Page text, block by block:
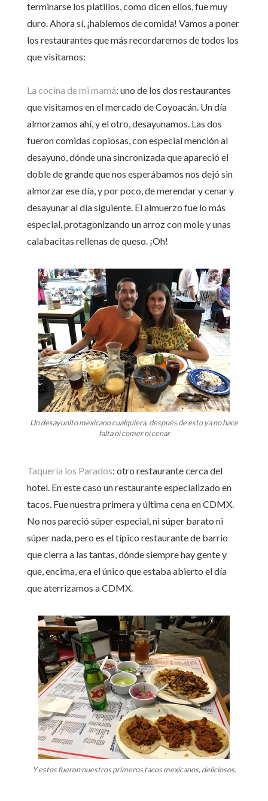
terminarse los platillos, como dicen ellos, fue muy
duro. Ahora sí, ¡hablemos de comida! Vamos a poner
los restaurantes que más recordaremos de todos los
que visitamos:
La cocina de mi mamá: uno de los dos restaurantes
que visitamos en el mercado de Coyoacán. Un día
almorzamos ahí, y el otro, desayunamos. Las dos
fueron comidas copiosas, con especial mención al
desayuno, dónde una sincronizada que apareció el
doble de grande que nos esperábamos nos dejó sin
almorzar ese día, y por poco, de merendar y cenar y
desayunar al día siguiente. El almuerzo fue lo más
especial, protagonizando un arroz con mole y unas
calabacitas rellenas de queso. ¡Oh!
Un desayunito mexicano cualquiera, después de esto ya no hace
falta ni comer ni cenar
Taquería los Parados: otro restaurante cerca del
hotel. En este caso un restaurante especializado en
tacos. Fue nuestra primera y última cena en CDMX.
No nos pareció súper especial, ni súper barato ni
súper nada, pero es el típico restaurante de barrio
que cierra a las tantas, dónde siempre hay gente y
que, encima, era el único que estaba abierto el día
que aterrizamos a CDMX.
Y estos fueron nuestros primeros tacos mexicanos, deliciosos.